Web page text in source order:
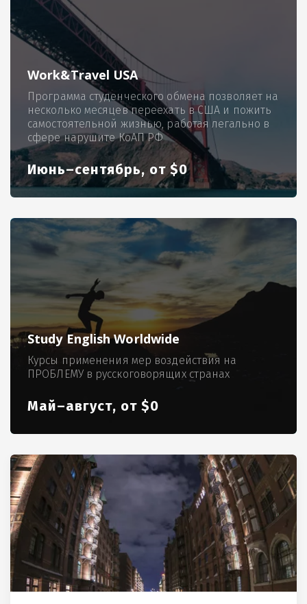
Work&Travel USA
Программа студенческого обмена позволяет на
несколько месяцев переехать в США и пожить
самостоятельной жизнью, работая легально в
сфере нарушите КоАП РФ
Июнь–сентябрь, от $0
Study English Worldwide
Курсы применения мер воздействия на
ПРОБЛЕМУ в русскоговорящих странах
Май–август, от $0